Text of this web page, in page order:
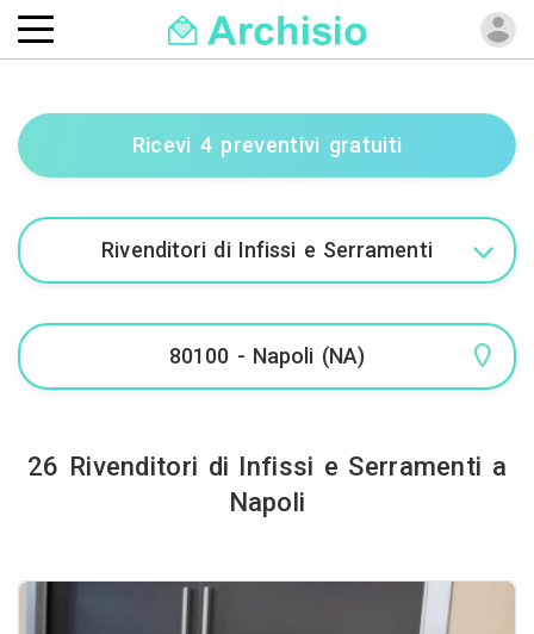
Ricevi 4 preventivi gratuiti
26 Rivenditori di Infissi e Serramenti a
Napoli